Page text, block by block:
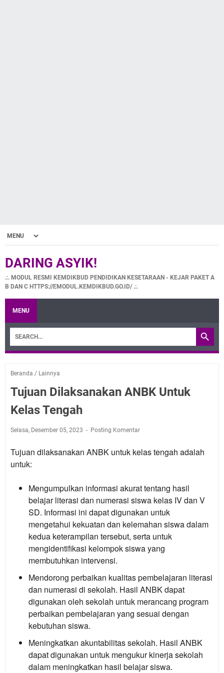
DARING ASYIK!
.:. MODUL RESMI KEMDIKBUD PENDIDIKAN KESETARAAN - KEJAR PAKET A
B DAN C HTTPS://EMODUL.KEMDIKBUD.GO.ID/ .:.
MENU
Beranda / Lainnya
Tujuan Dilaksanakan ANBK Untuk
Kelas Tengah
Selasa, Desember 05, 2023 Posting Komentar
Tujuan dilaksanakan ANBK untuk kelas tengah adalah
untuk:
Mengumpulkan informasi akurat tentang hasil
belajar literasi dan numerasi siswa kelas IV dan V
SD. Informasi ini dapat digunakan untuk
mengetahui kekuatan dan kelemahan siswa dalam
kedua keterampilan tersebut, serta untuk
mengidentifikasi kelompok siswa yang
membutuhkan intervensi.
Mendorong perbaikan kualitas pembelajaran literasi
dan numerasi di sekolah. Hasil ANBK dapat
digunakan oleh sekolah untuk merancang program
perbaikan pembelajaran yang sesuai dengan
kebutuhan siswa.
Meningkatkan akuntabilitas sekolah. Hasil ANBK
dapat digunakan untuk mengukur kinerja sekolah
dalam meningkatkan hasil belajar siswa.